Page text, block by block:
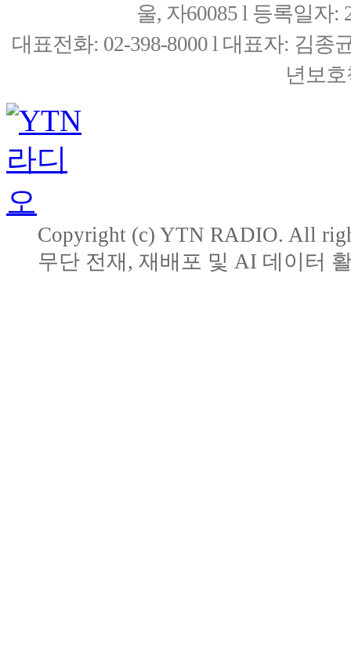
울, 자60085 l 등록일자:
대표전화: 02-398-8000 l 대표자: 김종
년보
Copyright (c) YTN RADIO. All
무단 전재, 재배포 및 AI 데이터